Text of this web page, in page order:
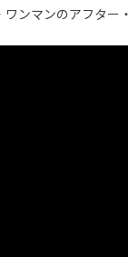
ワンマンのアフター